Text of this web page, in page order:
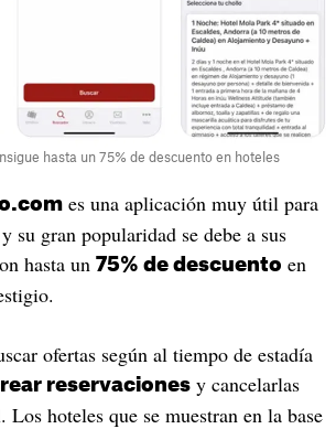
hasta un 75% de descuento en hoteles
es una aplicación muy útil para
su gran popularidad se debe a sus
hasta un 75% de descuento en
ofertas según al tiempo de estadía
reservacionesy cancelarlas
Los hoteles que se muestran en la base